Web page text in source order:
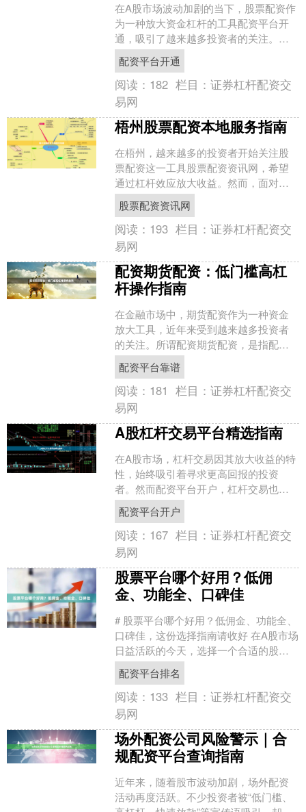
在A股市场波动加剧的当下，股票配资作
为一种放大资金杠杆的工具配资平台开
通，吸引了越来越多投资者的关注。然
而，高收益往往伴随着高风险，如何科
学选股、合理运用杠杆、....
配资平台开通
阅读： 182 栏目：证券杠杆配资交
易网
梧州股票配资本地服务指南
在梧州，越来越多的投资者开始关注股
票配资这一工具股票配资资讯网，希望
通过杠杆效应放大收益。然而，面对市
场上鱼龙混杂的配资服务，如何选择正
规渠道、规避潜在风险，成....
股票配资资讯网
阅读： 193 栏目：证券杠杆配资交
易网
配资期货配资：低门槛高杠
杆操作指南
在金融市场中，期货配资作为一种资金
放大工具，近年来受到越来越多投资者
的关注。所谓配资期货配资，是指配资
公司为投资者提供资金杠杆，使其以较
小的自有资金撬动更大规模....
配资平台靠谱
阅读： 181 栏目：证券杠杆配资交
易网
A股杠杆交易平台精选指南
在A股市场，杠杆交易因其放大收益的特
性，始终吸引着寻求更高回报的投资
者。然而配资平台开户，杠杆交易也是
一把双刃剑，选择正规、安全的平台至
关重要。本文将为您提供一....
配资平台开户
阅读： 167 栏目：证券杠杆配资交
易网
股票平台哪个好用？低佣
金、功能全、口碑佳
# 股票平台哪个好用？低佣金、功能全、
口碑佳，这份选择指南请收好 在A股市场
日益活跃的今天，选择一个合适的股票
交易平台，直接影响着你的投资体验与
收益。面对众多券....
配资平台排名
阅读： 133 栏目：证券杠杆配资交
易网
场外配资公司风险警示｜合
规配资平台查询指南
近年来，随着股市波动加剧，场外配资
活动再度活跃。不少投资者被“低门槛、